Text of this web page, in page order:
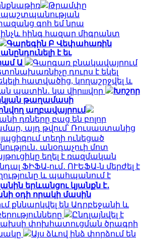
Թրամփը
գոհ եմ նրա
հինգ հազար միգրանտ
Գարեգին Բ Վեփահառին
է եւ
Ա
Գարգառ բնակավայրում
դուրս է եկել
հատվածից, կողաշրջվել և
պատին․ կա վիրшվոր
Խոշոր
թաղամասի
աղբավայրում
դռները բաց են բոլոր
այդ թվում՝ Ռուսաստանից
տեղի ունեցած
անօդաչուի մոտ
եղել է ռազմական
ՖԻՖԱ-ում․ ՈՒԵՖԱ-ն մերժել է
և պահպանում է
երևանցու կյանքն է․
օդի որակի մասին
քննարկվել են Ադրբեջանի և
Ընդլայնվել է
փոխհատուցման ծրագրի
Այս ձևով ինձ փորձում են